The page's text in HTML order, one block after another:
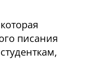
писания